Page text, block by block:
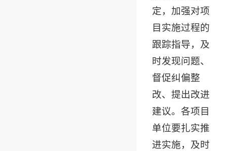
定，加强对项
目实施过程的
跟踪指导，及
时发现问题、
督促纠偏整
改、提出改进
建议。各项目
单位要扎实推
进实施，及时